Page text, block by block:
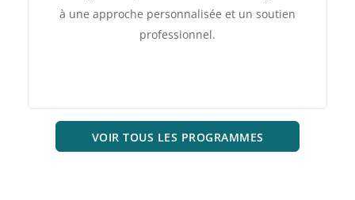
à une approche personnalisée et un soutien
professionnel.
VOIR TOUS LES PROGRAMMES